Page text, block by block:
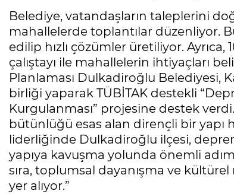
Belediye, vatandaşların taleplerini
mahallelerde toplantılar düzenliyor.
edilip hızlı çözümler üretiliyor.
çalıştayı ile mahallelerin ihtiyaçları
Planlaması Dulkadiroğlu Belediyesi,
birliği yaparak TÜBİTAK destekli
Kurgulanması” projesine destek
bütünlüğü esas alan dirençli bir yapı
liderliğinde Dulkadiroğlu ilçesi,
yapıya kavuşma yolunda önemli
sıra, toplumsal dayanışma ve
yer alıyor.”